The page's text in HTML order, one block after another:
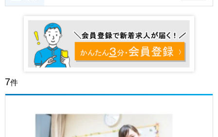
7件